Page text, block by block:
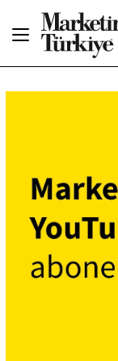
Dergiler
Etkinlikler